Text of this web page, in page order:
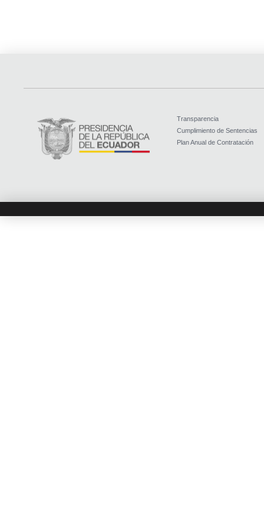
Transparencia
Cumplimiento de Sentencias
Plan Anual de Contratación